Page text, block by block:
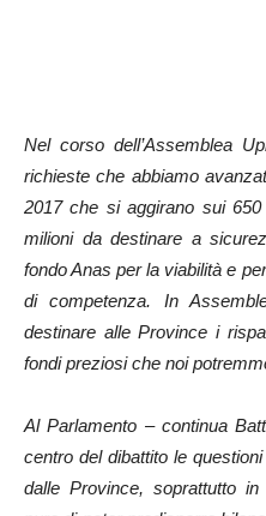
Nel corso dell’Assemblea
richieste che abbiamo
2017 che si aggirano sui
milioni da destinare a
fondo Anas per la viabilità e
di competenza. In
destinare alle Province i
fondi preziosi che noi
Al Parlamento – continua
centro del dibattito le
dalle Province, soprattutto